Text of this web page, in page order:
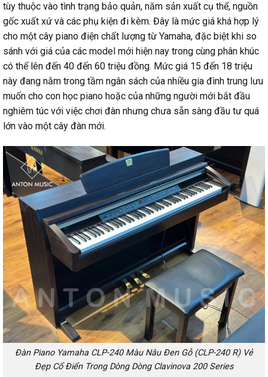
tùy thuộc vào tình trạng bảo quản, năm sản xuất cụ thể, nguồn
gốc xuất xứ và các phụ kiện đi kèm. Đây là mức giá khá hợp lý
cho một cây piano điện chất lượng từ Yamaha, đặc biệt khi so
sánh với giá của các model mới hiện nay trong cùng phân khúc
có thể lên đến 40 đến 60 triệu đồng. Mức giá 15 đến 18 triệu
này đang nằm trong tầm ngân sách của nhiều gia đình trung lưu
muốn cho con học piano hoặc của những người mới bắt đầu
nghiêm túc với việc chơi đàn nhưng chưa sẵn sàng đầu tư quá
lớn vào một cây đàn mới.
Đàn Piano Yamaha CLP-240 Màu Nâu Đen Gỗ (CLP-240 R) Vẻ
Đẹp Cổ Điển Trong Dòng Dòng Clavinova 200 Series